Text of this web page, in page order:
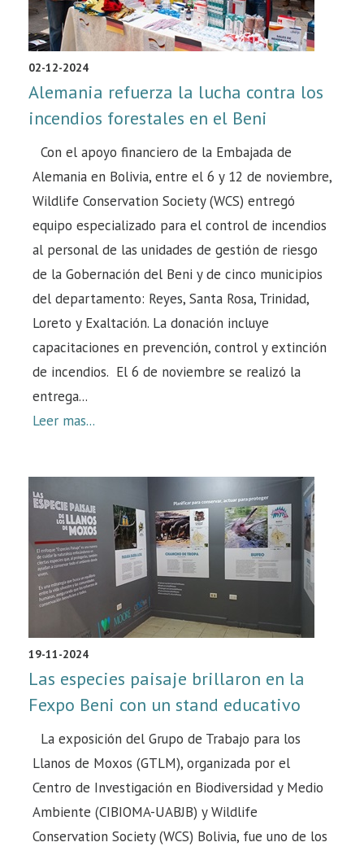
02-12-2024
Alemania refuerza la lucha contra los
incendios forestales en el Beni
Con el apoyo financiero de la Embajada de
Alemania en Bolivia, entre el 6 y 12 de noviembre,
Wildlife Conservation Society (WCS) entregó
equipo especializado para el control de incendios
al personal de las unidades de gestión de riesgo
de la Gobernación del Beni y de cinco municipios
del departamento: Reyes, Santa Rosa, Trinidad,
Loreto y Exaltación. La donación incluye
capacitaciones en prevención, control y extinción
de incendios. El 6 de noviembre se realizó la
entrega...
Leer mas...
19-11-2024
Las especies paisaje brillaron en la
Fexpo Beni con un stand educativo
La exposición del Grupo de Trabajo para los
Llanos de Moxos (GTLM), organizada por el
Centro de Investigación en Biodiversidad y Medio
Ambiente (CIBIOMA-UABJB) y Wildlife
Conservation Society (WCS) Bolivia, fue uno de los